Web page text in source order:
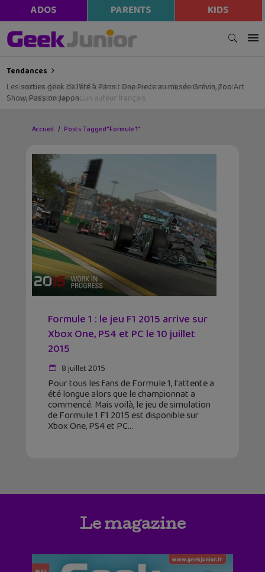
ADOS PARENTS KIDS
Tendances
Les sorties geek de l’été à Paris : One Piece au musée Grévin, Zoo Art
Show, Passion Japon…
Accueil Posts Tagged "Formule 1"
Formule 1 : le jeu F1 2015 arrive sur
Xbox One, PS4 et PC le 10 juillet
2015
8 juillet 2015
Pour tous les fans de Formule 1, l'attente a
été longue alors que le championnat a
commencé. Mais voilà, le jeu de simulation
de Formule 1 F1 2015 est disponible sur
Xbox One, PS4 et PC
Le magazine